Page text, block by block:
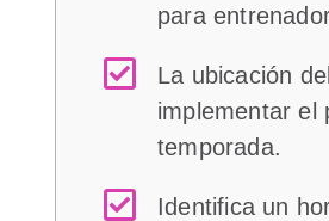
para
La ubicación
implementar el
temporada.
Identifica un